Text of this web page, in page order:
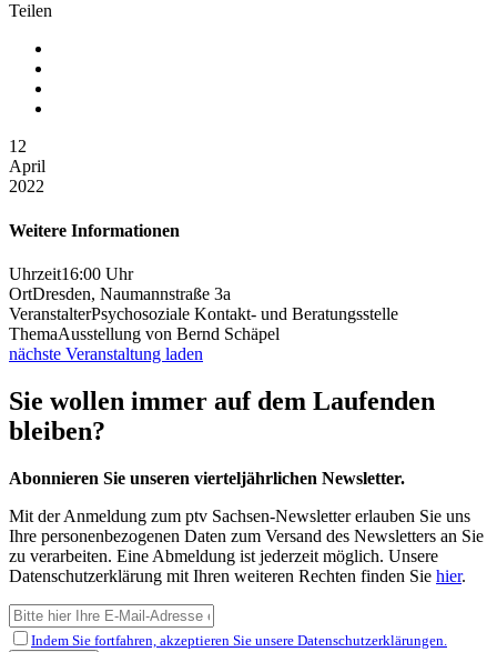
Teilen
12
April
2022
Weitere Informationen
Uhrzeit16:00 Uhr
OrtDresden, Naumannstraße 3a
VeranstalterPsychosoziale Kontakt- und Beratungsstelle
ThemaAusstellung von Bernd Schäpel
nächste Veranstaltung laden
Sie wollen immer auf dem Laufenden
bleiben?
Abonnieren Sie unseren vierteljährlichen Newsletter.
Mit der Anmeldung zum ptv Sachsen-Newsletter erlauben Sie uns
Ihre personenbezogenen Daten zum Versand des Newsletters an Sie
zu verarbeiten. Eine Abmeldung ist jederzeit möglich. Unsere
Datenschutzerklärung mit Ihren weiteren Rechten finden Sie hier.
Indem Sie fortfahren, akzeptieren Sie unsere Datenschutzerklärungen.